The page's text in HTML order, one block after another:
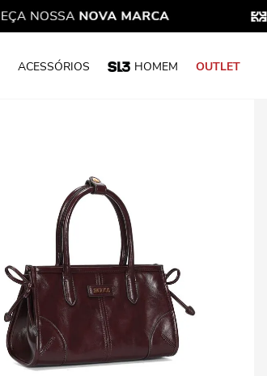
ACESSÓRIOS HOMEM OUTLET